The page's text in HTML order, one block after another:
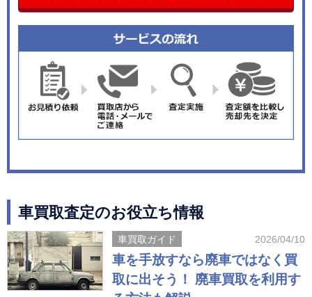
車買取査定のお役立ち情報
車買取ガイド 2026/04/10
車を手放すなら廃車ではなく買
取に出そう！ 廃車買取を利用す